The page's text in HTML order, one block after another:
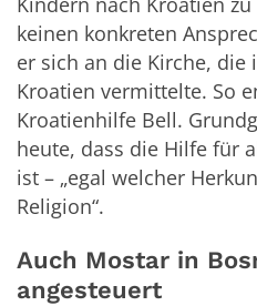
keinen konkreten
er sich an die Kirche, die
Kroatien vermittelte. So
Kroatienhilfe Bell.
heute, dass die Hilfe für
ist – „egal welcher
Religion“.
Auch Mostar in
angesteuert